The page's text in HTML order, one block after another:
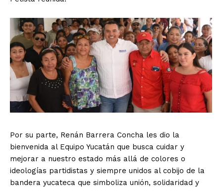
Por su parte, Renán Barrera Concha les dio la
bienvenida al Equipo Yucatán que busca cuidar y
mejorar a nuestro estado más allá de colores o
ideologías partidistas y siempre unidos al cobijo de la
bandera yucateca que simboliza unión, solidaridad y